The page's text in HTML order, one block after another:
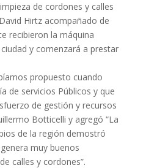
de cordones y calles
Hirtz acompañado de
recibieron la máquina
y comenzará a prestar
propuesto cuando
de servicios Públicos y que
de gestión y recursos
Botticelli y agregó “La
de la región demostró
muy buenos
calles y cordones”.